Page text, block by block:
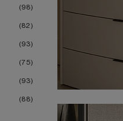
98
82
93
75
93
88